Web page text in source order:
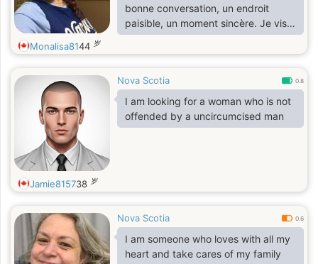
bonne conversation, un endroit
paisible, un moment sincère. Je vis à
Halifax depuis quelques années et
j’ai appris à aimer l’équilibre entre la
ville. J’aime la nature, la cuisine, la
musique, et les échanges qui ont un
peu de profondeur. Je suis
quelqu’un qui avance avec douceur,
Monalisa8144 岁
Nova Scotia 0.8
I am looking for a woman who is not
offended by a uncircumcised man
Jamie815738 岁
Nova Scotia 0.6
I am someone who loves with all my
heart and take cares of my family